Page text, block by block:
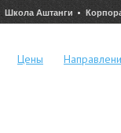
Школа Аштанги
Цены